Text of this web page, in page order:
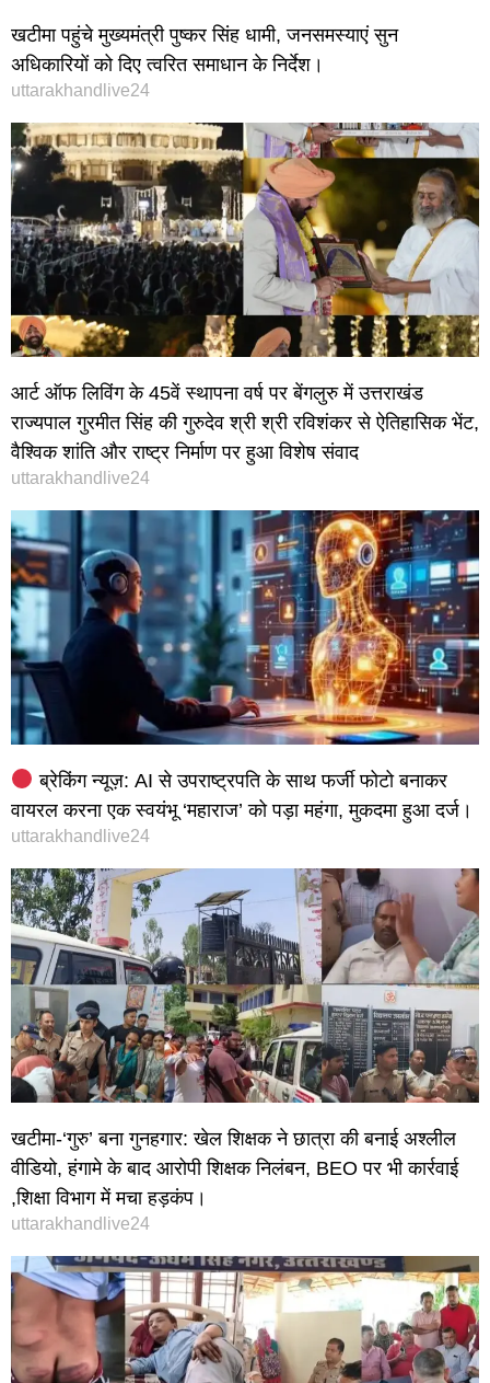
खटीमा पहुंचे मुख्यमंत्री पुष्कर सिंह धामी, जनसमस्याएं सुन
अधिकारियों को दिए त्वरित समाधान के निर्देश।
uttarakhandlive24
आर्ट ऑफ लिविंग के 45वें स्थापना वर्ष पर बेंगलुरु में उत्तराखंड
राज्यपाल गुरमीत सिंह की गुरुदेव श्री श्री रविशंकर से ऐतिहासिक भेंट,
वैश्विक शांति और राष्ट्र निर्माण पर हुआ विशेष संवाद
uttarakhandlive24
ब्रेकिंग न्यूज़: AI से उपराष्ट्रपति के साथ फर्जी फोटो बनाकर
वायरल करना एक स्वयंभू ‘महाराज’ को पड़ा महंगा, मुकदमा हुआ दर्ज।
uttarakhandlive24
खटीमा-‘गुरु’ बना गुनहगार: खेल शिक्षक ने छात्रा की बनाई अश्लील
वीडियो, हंगामे के बाद आरोपी शिक्षक निलंबन, BEO पर भी कार्रवाई
,शिक्षा विभाग में मचा हड़कंप।
uttarakhandlive24